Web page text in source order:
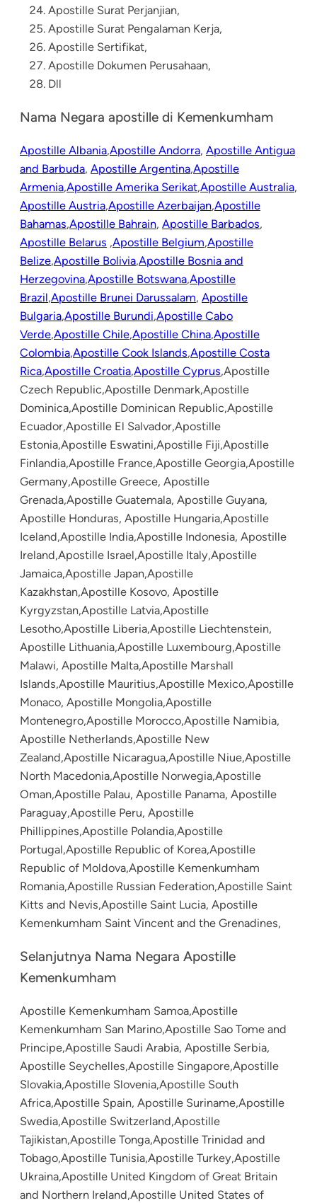
Apostille Surat Perjanjian,
Apostille Surat Pengalaman Kerja,
Apostille Sertifikat,
Apostille Dokumen Perusahaan,
Dll
Nama Negara apostille di Kemenkumham
Apostille Albania,Apostille Andorra, Apostille Antigua
and Barbuda, Apostille Argentina,Apostille
Armenia,Apostille Amerika Serikat,Apostille Australia,
Apostille Austria,Apostille Azerbaijan,Apostille
Bahamas,Apostille Bahrain, Apostille Barbados,
Apostille Belarus ,Apostille Belgium,Apostille
Belize,Apostille Bolivia,Apostille Bosnia and
Herzegovina,Apostille Botswana,Apostille
Brazil,Apostille Brunei Darussalam, Apostille
Bulgaria,Apostille Burundi,Apostille Cabo
Verde,Apostille Chile,Apostille China,Apostille
Colombia,Apostille Cook Islands,Apostille Costa
Rica,Apostille Croatia,Apostille Cyprus,Apostille
Czech Republic,Apostille Denmark,Apostille
Dominica,Apostille Dominican Republic,Apostille
Ecuador,Apostille El Salvador,Apostille
Estonia,Apostille Eswatini,Apostille Fiji,Apostille
Finlandia,Apostille France,Apostille Georgia,Apostille
Germany,Apostille Greece, Apostille
Grenada,Apostille Guatemala, Apostille Guyana,
Apostille Honduras, Apostille Hungaria,Apostille
Iceland,Apostille India,Apostille Indonesia, Apostille
Ireland,Apostille Israel,Apostille Italy,Apostille
Jamaica,Apostille Japan,Apostille
Kazakhstan,Apostille Kosovo, Apostille
Kyrgyzstan,Apostille Latvia,Apostille
Lesotho,Apostille Liberia,Apostille Liechtenstein,
Apostille Lithuania,Apostille Luxembourg,Apostille
Malawi, Apostille Malta,Apostille Marshall
Islands,Apostille Mauritius,Apostille Mexico,Apostille
Monaco, Apostille Mongolia,Apostille
Montenegro,Apostille Morocco,Apostille Namibia,
Apostille Netherlands,Apostille New
Zealand,Apostille Nicaragua,Apostille Niue,Apostille
North Macedonia,Apostille Norwegia,Apostille
Oman,Apostille Palau, Apostille Panama, Apostille
Paraguay,Apostille Peru, Apostille
Phillippines,Apostille Polandia,Apostille
Portugal,Apostille Republic of Korea,Apostille
Republic of Moldova,Apostille Kemenkumham
Romania,Apostille Russian Federation,Apostille Saint
Kitts and Nevis,Apostille Saint Lucia, Apostille
Kemenkumham Saint Vincent and the Grenadines,
Selanjutnya Nama Negara Apostille
Kemenkumham
Apostille Kemenkumham Samoa,Apostille
Kemenkumham San Marino,Apostille Sao Tome and
Principe,Apostille Saudi Arabia, Apostille Serbia,
Apostille Seychelles,Apostille Singapore,Apostille
Slovakia,Apostille Slovenia,Apostille South
Africa,Apostille Spain, Apostille Suriname,Apostille
Swedia,Apostille Switzerland,Apostille
Tajikistan,Apostille Tonga,Apostille Trinidad and
Tobago,Apostille Tunisia,Apostille Turkey,Apostille
Ukraina,Apostille United Kingdom of Great Britain
and Northern Ireland,Apostille United States of